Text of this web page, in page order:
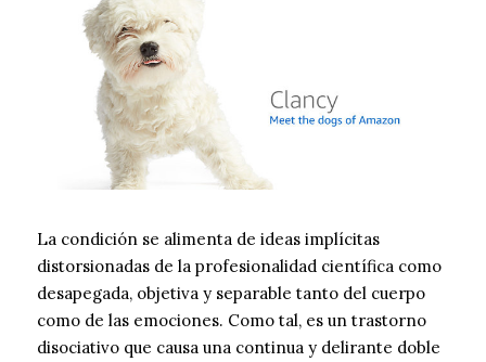
La condición se alimenta de ideas implícitas
distorsionadas de la profesionalidad científica como
desapegada, objetiva y separable tanto del cuerpo
como de las emociones. Como tal, es un trastorno
disociativo que causa una continua y delirante doble